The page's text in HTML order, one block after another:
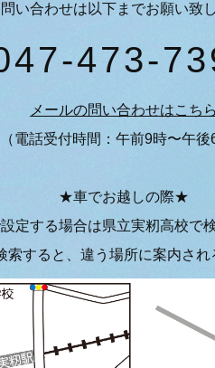
い合わせは以下までお願い致し
473-
メールの問い合わせはこちら
（電話受付時間：午前9時〜午後
★車でお越しの際★
定する場合は県立実籾高校で
すると、違う場所に案内され